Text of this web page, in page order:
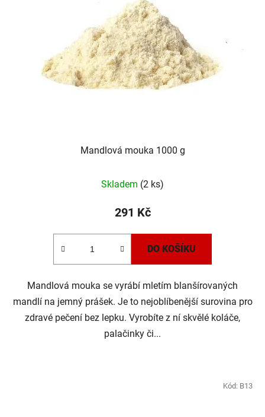
Mandlová mouka 1000 g
Skladem (2 ks)
291 Kč
DO KOŠÍKU
Mandlová mouka se vyrábí mletím blanšírovaných
mandlí na jemný prášek. Je to nejoblíbenější surovina pro
zdravé pečení bez lepku. Vyrobíte z ní skvělé koláče,
palačinky či...
Kód: B13